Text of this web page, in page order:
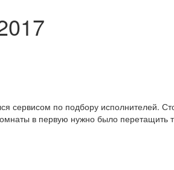
сервисом по подбору исполнителей.
в первую нужно было